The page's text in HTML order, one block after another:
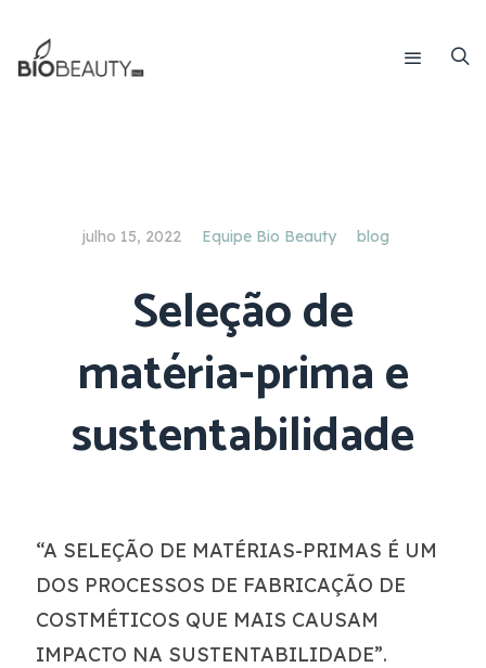
julho 15, 2022 Equipe Bio Beauty blog
Seleção de
matéria-prima e
sustentabilidade
“A SELEÇÃO DE MATÉRIAS-PRIMAS É UM
DOS PROCESSOS DE FABRICAÇÃO DE
COSTMÉTICOS QUE MAIS CAUSAM
IMPACTO NA SUSTENTABILIDADE”.